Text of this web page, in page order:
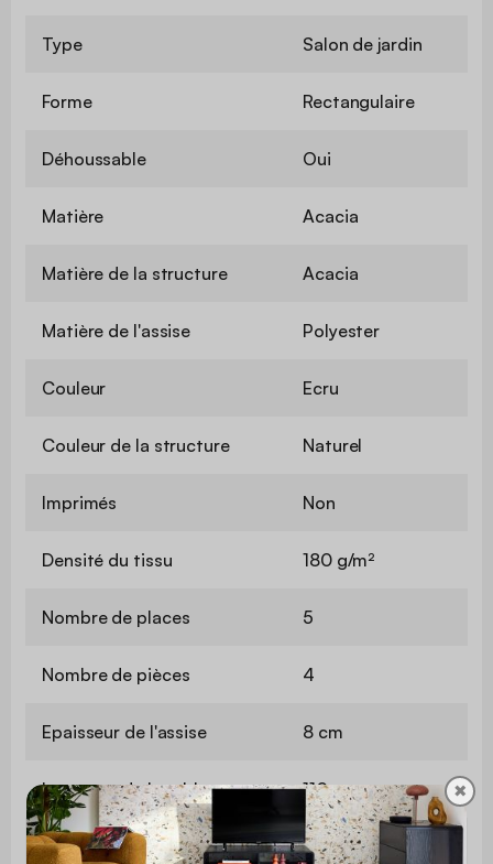
Type Salon de jardin
Forme Rectangulaire
Déhoussable Oui
Matière Acacia
Matière de la structure Acacia
Matière de l'assise Polyester
Couleur Ecru
Couleur de la structure Naturel
Imprimés Non
Densité du tissu 180 g/m²
Nombre de places 5
Nombre de pièces 4
Epaisseur de l'assise 8 cm
Longueur de la table 110 cm
Largeur de la table 60 cm
✖